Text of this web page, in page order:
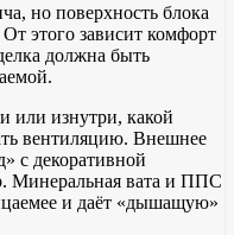
но поверхность блока
этого зависит комфорт
должна быть
или изнутри, какой
вентиляцию. Внешнее
с декоративной
Минеральная вата и ППС
и даёт «дышащую»